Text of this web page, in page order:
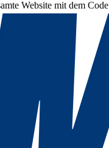
Website mit dem Code